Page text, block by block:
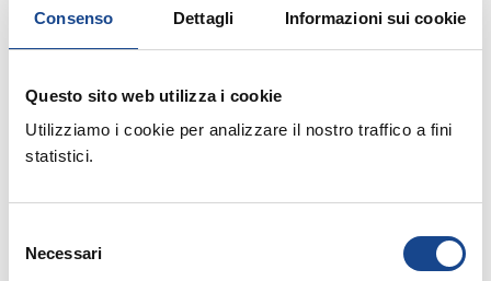
Consenso Dettagli Informazioni sui cookie
Questo sito web utilizza i cookie
Utilizziamo i cookie per analizzare il nostro traffico a fini
statistici.
delNecessari
Allegati:
PROGRAMMA
Prossimi corsi in programma: